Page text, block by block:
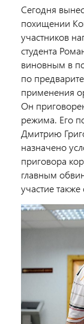
Сегодня
похищении
участников
студента
виновным в
по
применения
Он
режима. Его
Дмитрию
назначено
приговора
главным
участие